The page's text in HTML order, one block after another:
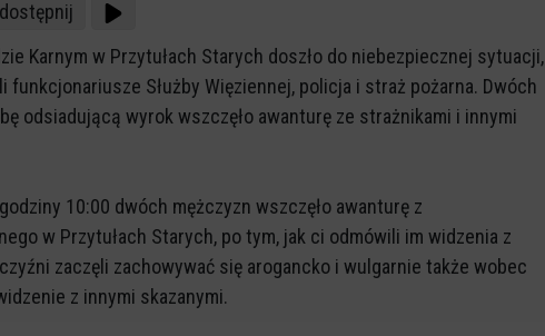
Karnym w Przytułach Starych doszło do niebezpiecznej sytuacji,
Służby Więziennej, policja i straż pożarna. Dwóch
odsiadującą wyrok wszczęło awanturę ze strażnikami i innymi
10:00 dwóch mężczyzn wszczęło awanturę z
w Przytułach Starych, po tym, jak ci odmówili im widzenia z
zaczęli zachowywać się arogancko i wulgarnie także wobec
z innymi skazanymi.